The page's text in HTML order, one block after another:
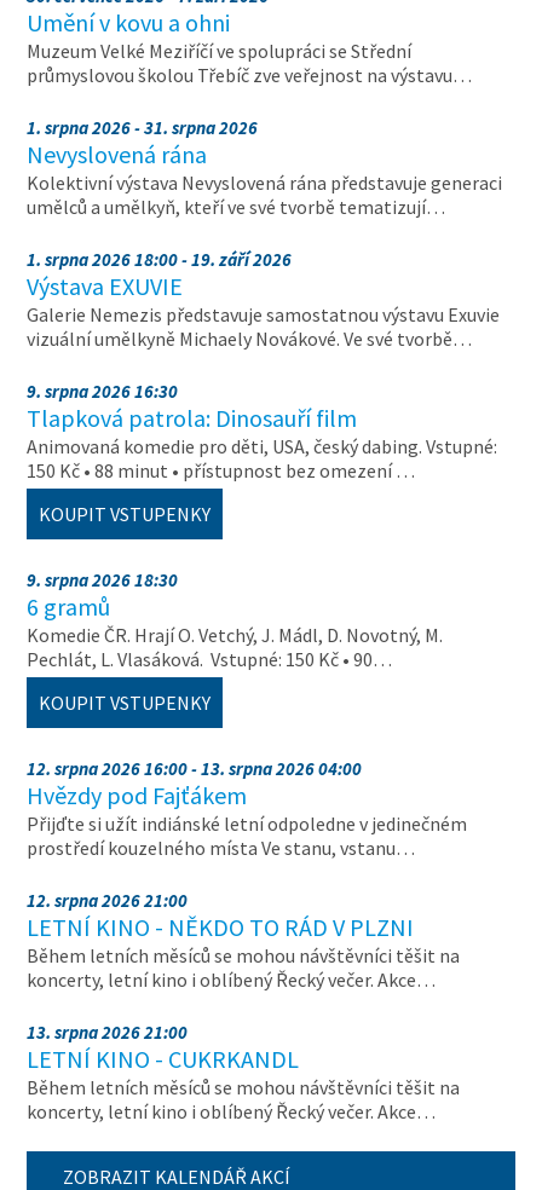
Umění v kovu a ohni
Muzeum Velké Meziříčí ve spolupráci se Střední
průmyslovou školou Třebíč zve veřejnost na výstavu…
1. srpna 2026 - 31. srpna 2026
Nevyslovená rána
Kolektivní výstava Nevyslovená rána představuje generaci
umělců a umělkyň, kteří ve své tvorbě tematizují…
1. srpna 2026 18:00 - 19. září 2026
Výstava EXUVIE
Galerie Nemezis představuje samostatnou výstavu Exuvie
vizuální umělkyně Michaely Novákové. Ve své tvorbě…
9. srpna 2026 16:30
Tlapková patrola: Dinosauří film
Animovaná komedie pro děti, USA, český dabing. Vstupné:
150 Kč • 88 minut • přístupnost bez omezení …
KOUPIT VSTUPENKY
9. srpna 2026 18:30
6 gramů
Komedie ČR. Hrají O. Vetchý, J. Mádl, D. Novotný, M.
Pechlát, L. Vlasáková. Vstupné: 150 Kč • 90…
KOUPIT VSTUPENKY
12. srpna 2026 16:00 - 13. srpna 2026 04:00
Hvězdy pod Fajťákem
Přijďte si užít indiánské letní odpoledne v jedinečném
prostředí kouzelného místa Ve stanu, vstanu…
12. srpna 2026 21:00
LETNÍ KINO - NĚKDO TO RÁD V PLZNI
Během letních měsíců se mohou návštěvníci těšit na
koncerty, letní kino i oblíbený Řecký večer. Akce…
13. srpna 2026 21:00
LETNÍ KINO - CUKRKANDL
Během letních měsíců se mohou návštěvníci těšit na
koncerty, letní kino i oblíbený Řecký večer. Akce…
ZOBRAZIT KALENDÁŘ AKCÍ